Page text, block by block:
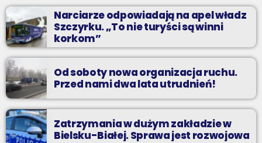
Narciarze odpowiadają na apel władz
Szczyrku. „To nie turyści są winni
korkom”
Od soboty nowa organizacja ruchu.
Przed nami dwa lata utrudnień!
Zatrzymania w dużym zakładzie w
Bielsku-Białej. Sprawa jest rozwojowa